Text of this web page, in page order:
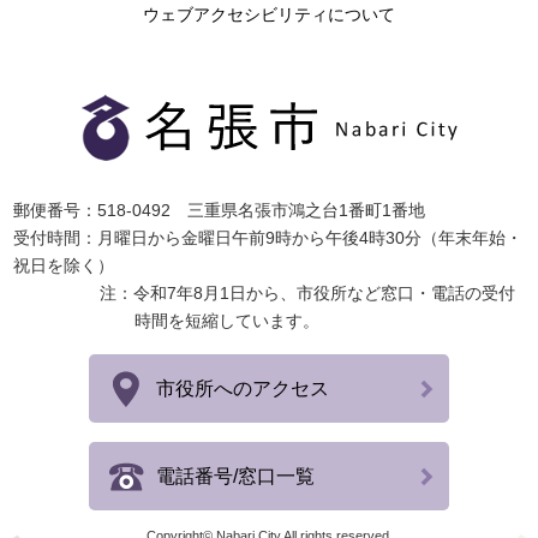
ウェブアクセシビリティについて
郵便番号：518-0492 三重県名張市鴻之台1番町1番地
受付時間：月曜日から金曜日午前9時から午後4時30分（年末年始・
祝日を除く）
注：令和7年8月1日から、市役所など窓口・電話の受付
時間を短縮しています。
市役所へのアクセス
電話番号/窓口一覧